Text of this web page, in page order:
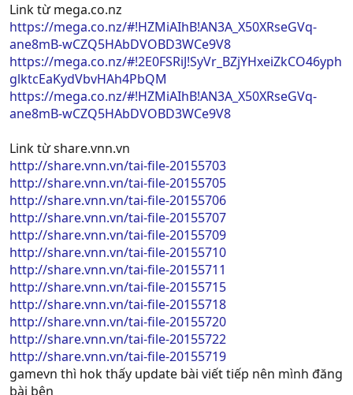
Link từ mega.co.nz
https://mega.co.nz/#!HZMiAIhB!AN3A_X50XRseGVq-
ane8mB-wCZQ5HAbDVOBD3WCe9V8
https://mega.co.nz/#!2E0FSRiJ!SyVr_BZjYHxeiZkCO46yph
glktcEaKydVbvHAh4PbQM
https://mega.co.nz/#!HZMiAIhB!AN3A_X50XRseGVq-
ane8mB-wCZQ5HAbDVOBD3WCe9V8
Link từ share.vnn.vn
http://share.vnn.vn/tai-file-20155703
http://share.vnn.vn/tai-file-20155705
http://share.vnn.vn/tai-file-20155706
http://share.vnn.vn/tai-file-20155707
http://share.vnn.vn/tai-file-20155709
http://share.vnn.vn/tai-file-20155710
http://share.vnn.vn/tai-file-20155711
http://share.vnn.vn/tai-file-20155715
http://share.vnn.vn/tai-file-20155718
http://share.vnn.vn/tai-file-20155720
http://share.vnn.vn/tai-file-20155722
http://share.vnn.vn/tai-file-20155719
gamevn thì hok thấy update bài viết tiếp nên mình đăng
bài bên